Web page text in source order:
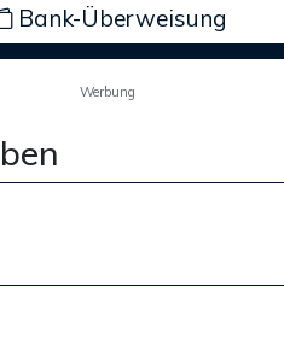
Bank-Überweisung
Werbung